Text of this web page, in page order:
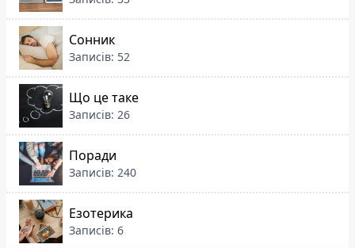
Сонник
Записів: 52
Що це таке
Записів: 26
Поради
Записів: 240
Езотерика
Записів: 6